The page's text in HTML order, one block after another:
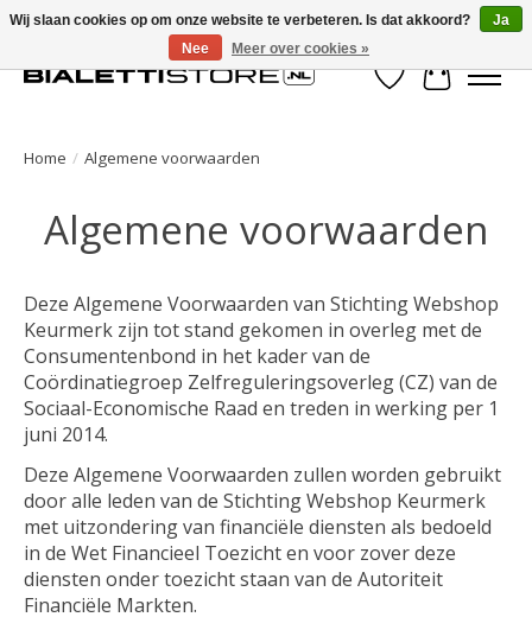
Verlanglijst
Home / Algemene voorwaarden
Algemene voorwaarden
Deze Algemene Voorwaarden van Stichting Webshop
Keurmerk zijn tot stand gekomen in overleg met de
Consumentenbond in het kader van de
Coördinatiegroep Zelfreguleringsoverleg (CZ) van de
Sociaal-Economische Raad en treden in werking per 1
juni 2014.
Deze Algemene Voorwaarden zullen worden gebruikt
door alle leden van de Stichting Webshop Keurmerk
met uitzondering van financiële diensten als bedoeld
in de Wet Financieel Toezicht en voor zover deze
diensten onder toezicht staan van de Autoriteit
Financiële Markten.
Wij slaan cookies op om onze website te verbeteren. Is dat akkoord?
Ja
Nee
Meer over cookies »